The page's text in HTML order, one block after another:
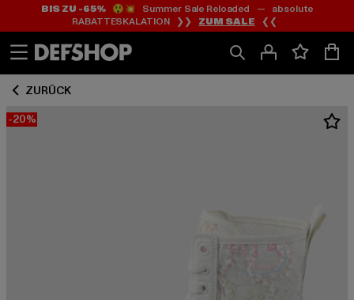
Zum
Inhalt
springen
Zum
Fußzeile
springen
BIS ZU -65%😲💥 Summer Sale Reloaded — absolute
RABATTESKALATION ❯❯ ZUM SALE ❮❮
ZURÜCK
-20%